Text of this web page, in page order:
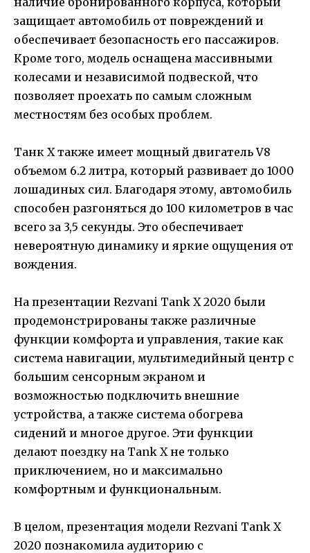
защищает автомобиль от повреждений и
обеспечивает безопасность его пассажиров.
Кроме того, модель оснащена массивными
колесами и независимой подвеской, что
позволяет проехать по самым сложным
местностям без особых проблем.
Танк X также имеет мощный двигатель V8
объемом 6.2 литра, который развивает до 1000
лошадиных сил. Благодаря этому, автомобиль
способен разгоняться до 100 километров в час
всего за 3,5 секунды. Это обеспечивает
невероятную динамику и яркие ощущения от
вождения.
На презентации Rezvani Tank X 2020 были
продемонстрированы также различные
функции комфорта и управления, такие как
система навигации, мультимедийный центр с
большим сенсорным экраном и
возможностью подключить внешние
устройства, а также система обогрева
сидений и многое другое. Эти функции
делают поездку на Tank X не только
приключением, но и максимально
комфортным и функциональным.
В целом, презентация модели Rezvani Tank X
2020 познакомила аудиторию с